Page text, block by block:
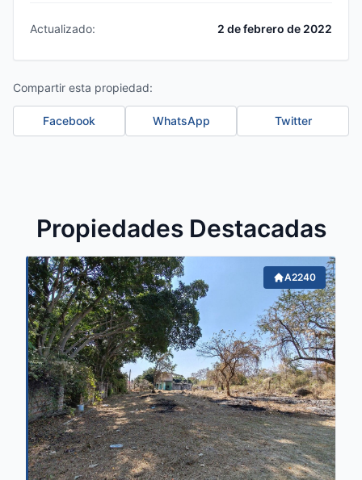
Actualizado: 2 de febrero de 2022
Compartir esta propiedad:
Facebook WhatsApp Twitter
Propiedades Destacadas
A2240